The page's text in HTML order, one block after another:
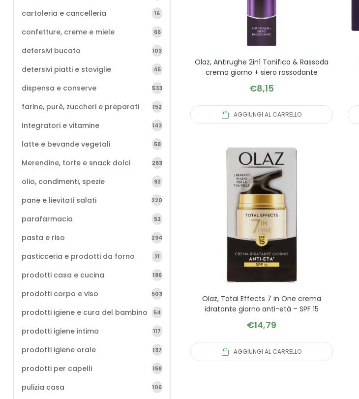
Olaz, Antirughe 2in1 Tonifica & Rassoda
crema giorno + siero rassodante
€8,15
AGGIUNGI AL CARRELLO
Olaz, Total Effects 7 in One crema
idratante giorno anti-età – SPF 15
€14,79
AGGIUNGI AL CARRELLO
cartoleria e cancelleria 16
confetture, creme e miele 66
detersivi bucato 103
detersivi piatti e stoviglie 45
dispensa e conserve 533
farine, purè, zuccheri e preparati 152
Integratori e vitamine 143
latte e bevande vegetali 58
Merendine, torte e snack dolci 263
olio, condimenti, spezie 92
pane e lievitati salati 220
parafarmacia 52
pasta e riso 234
pasticceria e prodotti da forno 21
prodotti casa e cucina 186
prodotti corpo e viso 503
prodotti igiene e cura del bambino 54
prodotti igiene intima 117
prodotti igiene orale 137
prodotti per capelli 158
pulizia casa 106